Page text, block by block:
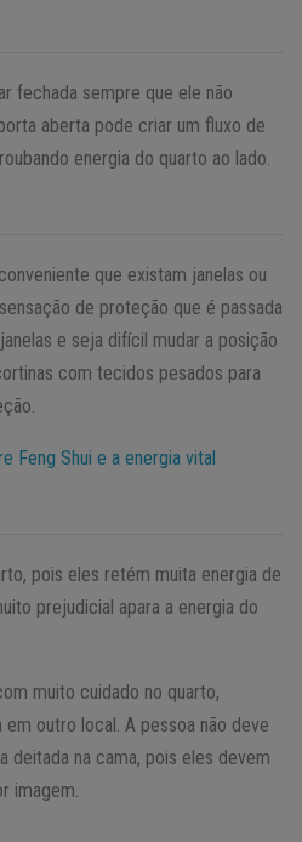
fechada sempre que ele não
aberta pode criar um fluxo de
energia do quarto ao lado.
que existam janelas ou
de proteção que é passada
e seja difícil mudar a posição
com tecidos pesados para
Feng Shui e a energia vital
pois eles retém muita energia de
prejudicial apara a energia do
muito cuidado no quarto,
outro local. A pessoa não deve
deitada na cama, pois eles devem
imagem.